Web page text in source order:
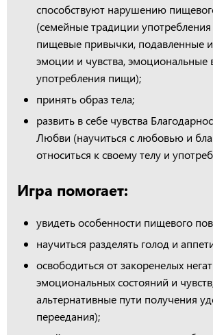
способствуют нарушению
(семейные традиции
пищевые привычки, подавленные
эмоции и чувства, эмоциональные
употребления пищи);
принять образ тела;
развить в себе чувства
Любви (научиться с любовью и
относиться к своему телу и
Игра помогает:
увидеть особенности пищевого
научиться разделять голод и
освободиться от закоренелых
эмоциональных состояний и
альтернативные пути получения
переедания);